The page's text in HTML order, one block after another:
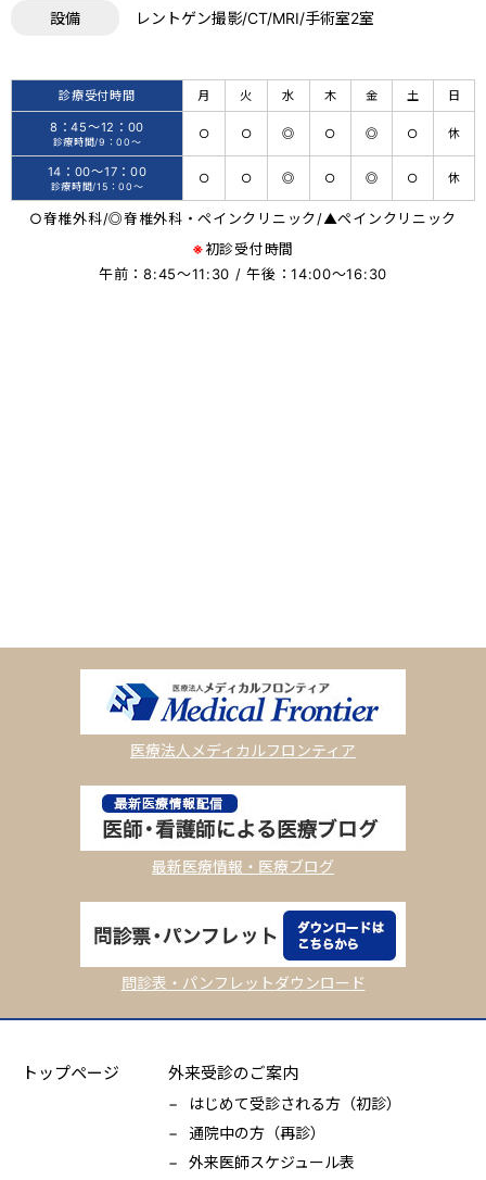
設備 レントゲン撮影/CT/MRI/手術室2室
診療受付時間 月 火 水 木 金 土 日
8：45〜12：00
診療時間/9：00〜
○ ○ ◎ ○ ◎ ○ 休
14：00〜17：00
診療時間/15：00〜
○ ○ ◎ ○ ◎ ○ 休
○脊椎外科/◎脊椎外科・ペインクリニック/▲ペインクリニック
※初診受付時間
午前：8:45〜11:30 / 午後：14:00〜16:30
医療法人メディカルフロンティア
最新医療情報・医療ブログ
問診表・パンフレットダウンロード
トップページ 外来受診のご案内
はじめて受診される方（初診）
通院中の方（再診）
外来医師スケジュール表